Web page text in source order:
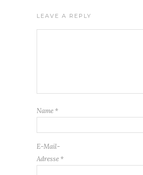
LEAVE A REPLY
Name *
E-Mail-
Adresse *